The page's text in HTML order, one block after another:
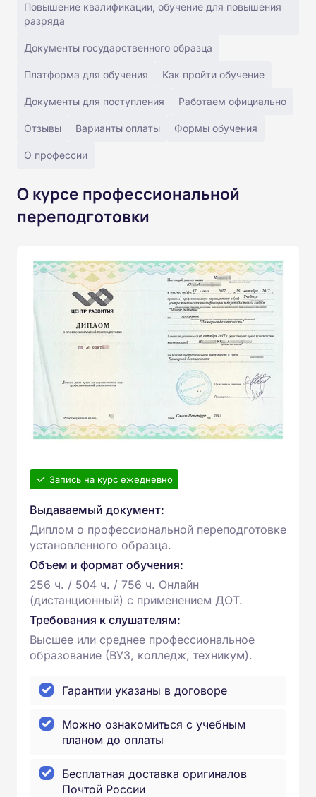
Повышение квалификации, обучение для повышения
разряда
Документы государственного образца
Платформа для обучения Как пройти обучение
Документы для поступления Работаем официально
Отзывы Варианты оплаты Формы обучения
О профессии
О курсе профессиональной
переподготовки
Запись на курс ежедневно
Выдаваемый документ:
Диплом о профессиональной переподготовке
установленного образца.
Объем и формат обучения:
256 ч. / 504 ч. / 756 ч. Онлайн
(дистанционный) с применением ДОТ.
Требования к слушателям:
Высшее или среднее профессиональное
образование (ВУЗ, колледж, техникум).
Гарантии указаны в договоре
Можно ознакомиться с учебным
планом до оплаты
Бесплатная доставка оригиналов
Почтой России